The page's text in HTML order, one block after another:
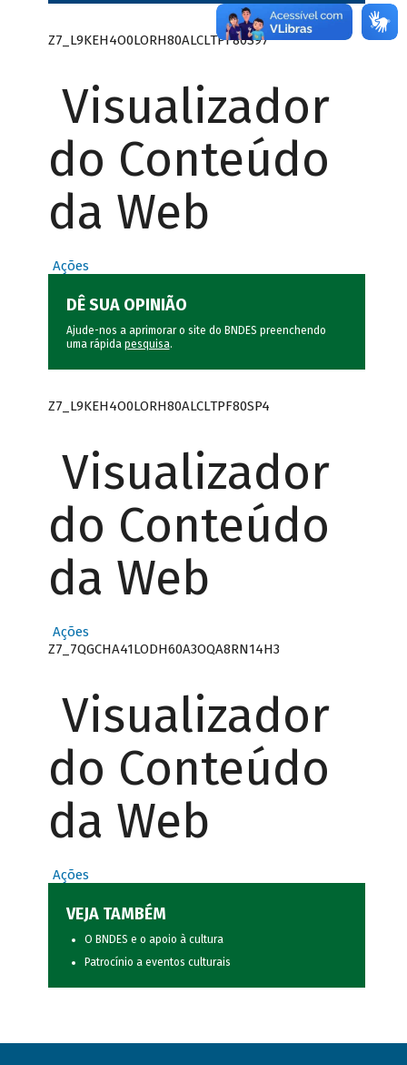
Z7_L9KEH4O0LORH80ALCLTPF80S97
Visualizador
do Conteúdo
da Web
Ações
DÊ SUA OPINIÃO
Ajude-nos a aprimorar o site do BNDES preenchendo
uma rápida pesquisa.
Z7_L9KEH4O0LORH80ALCLTPF80SP4
Visualizador
do Conteúdo
da Web
Ações
Z7_7QGCHA41LODH60A3OQA8RN14H3
Visualizador
do Conteúdo
da Web
Ações
VEJA TAMBÉM
O BNDES e o apoio à cultura
Patrocínio a eventos culturais